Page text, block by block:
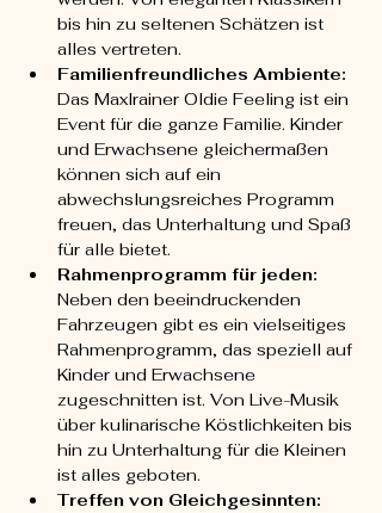
bis hin zu seltenen Schätzen ist
alles vertreten.
Familienfreundliches Ambiente:
Das Maxlrainer Oldie Feeling ist ein
Event für die ganze Familie. Kinder
und Erwachsene gleichermaßen
können sich auf ein
abwechslungsreiches Programm
freuen, das Unterhaltung und Spaß
für alle bietet.
Rahmenprogramm für jeden:
Neben den beeindruckenden
Fahrzeugen gibt es ein vielseitiges
Rahmenprogramm, das speziell auf
Kinder und Erwachsene
zugeschnitten ist. Von Live-Musik
über kulinarische Köstlichkeiten bis
hin zu Unterhaltung für die Kleinen
ist alles geboten.
Treffen von Gleichgesinnten: